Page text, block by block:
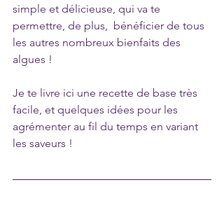
simple et délicieuse, qui va te
permettre, de plus,  bénéficier de tous
les autres nombreux bienfaits des
algues !
Je te livre ici une recette de base très
facile, et quelques idées pour les
agrémenter au fil du temps en variant
les saveurs !